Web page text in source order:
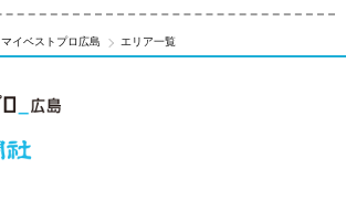
マイベストプロ広島 エリア一覧